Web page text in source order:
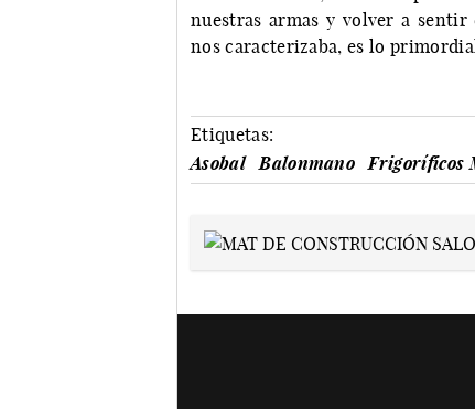
nuestras armas y volver a sentir
nos caracterizaba, es lo
Etiquetas:
Asobal
Balonmano Frigoríficos